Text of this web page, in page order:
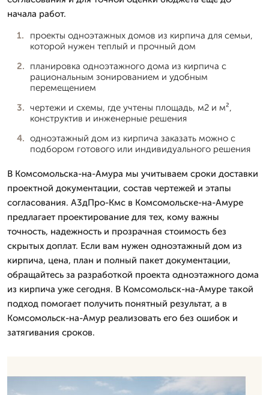
начала работ.
проекты одноэтажных домов из кирпича для семьи,
которой нужен теплый и прочный дом
планировка одноэтажного дома из кирпича с
рациональным зонированием и удобным
перемещением
чертежи и схемы, где учтены площадь, м2 и м²,
конструктив и инженерные решения
одноэтажный дом из кирпича заказать можно с
подбором готового или индивидуального решения
В Комсомольска-на-Амура мы учитываем сроки доставки
проектной документации, состав чертежей и этапы
согласования. А3дПро-Кмс в Комсомольске-на-Амуре
предлагает проектирование для тех, кому важны
точность, надежность и прозрачная стоимость без
скрытых доплат. Если вам нужен одноэтажный дом из
кирпича, цена, план и полный пакет документации,
обращайтесь за разработкой проекта одноэтажного дома
из кирпича уже сегодня. В Комсомольск-на-Амуре такой
подход помогает получить понятный результат, а в
Комсомольск-на-Амур реализовать его без ошибок и
затягивания сроков.